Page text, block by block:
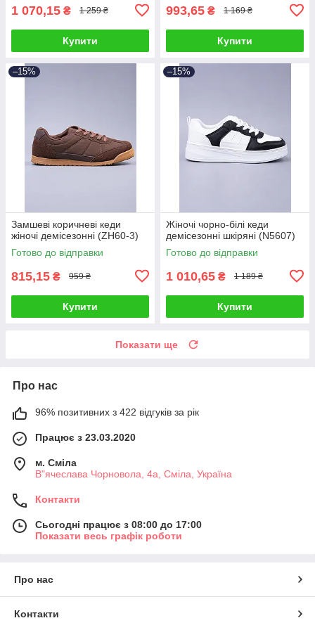
1 070,15 ₴ 1 259 ₴
Купити
993,65 ₴ 1 169 ₴
Купити
–15%
Замшеві коричневі кеди
жіночі демісезонні (ZH60-3)
Готово до відправки
815,15 ₴ 959 ₴
Купити
–15%
Жіночі чорно-білі кеди
демісезонні шкіряні (N5607)
Готово до відправки
1 010,65 ₴ 1 189 ₴
Купити
Показати ще
Про нас
96% позитивних з 422 відгуків за рік
Працює з 23.03.2020
м. Сміла
В"ячеслава Чорновола, 4а, Сміла, Україна
Контакти
Сьогодні працює з 08:00 до 17:00
Показати весь графік роботи
Про нас
Контакти